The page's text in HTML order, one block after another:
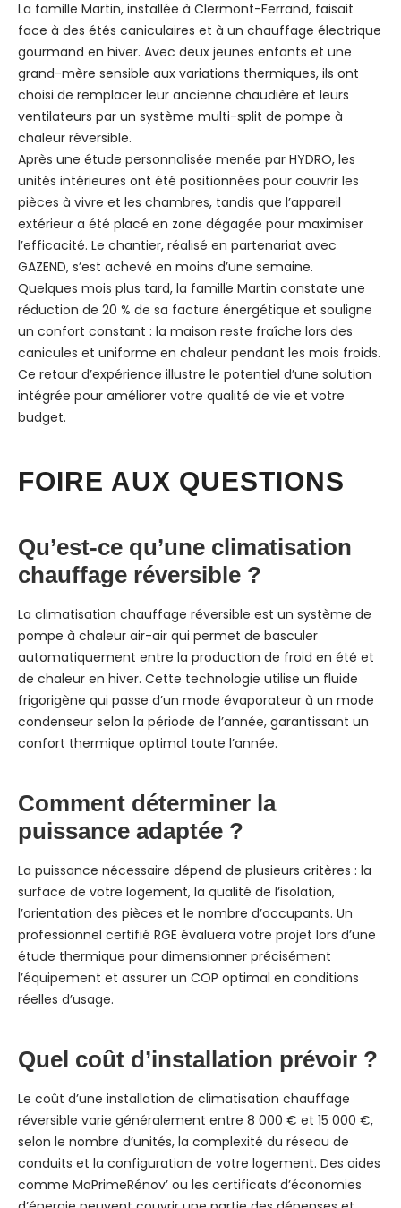
La famille Martin, installée à Clermont-Ferrand, faisait
face à des étés caniculaires et à un chauffage électrique
gourmand en hiver. Avec deux jeunes enfants et une
grand-mère sensible aux variations thermiques, ils ont
choisi de remplacer leur ancienne chaudière et leurs
ventilateurs par un système multi-split de pompe à
chaleur réversible.
Après une étude personnalisée menée par HYDRO, les
unités intérieures ont été positionnées pour couvrir les
pièces à vivre et les chambres, tandis que l’appareil
extérieur a été placé en zone dégagée pour maximiser
l’efficacité. Le chantier, réalisé en partenariat avec
GAZEND, s’est achevé en moins d’une semaine.
Quelques mois plus tard, la famille Martin constate une
réduction de 20 % de sa facture énergétique et souligne
un confort constant : la maison reste fraîche lors des
canicules et uniforme en chaleur pendant les mois froids.
Ce retour d’expérience illustre le potentiel d’une solution
intégrée pour améliorer votre qualité de vie et votre
budget.
FOIRE AUX QUESTIONS
Qu’est-ce qu’une climatisation
chauffage réversible ?
La climatisation chauffage réversible est un système de
pompe à chaleur air-air qui permet de basculer
automatiquement entre la production de froid en été et
de chaleur en hiver. Cette technologie utilise un fluide
frigorigène qui passe d’un mode évaporateur à un mode
condenseur selon la période de l’année, garantissant un
confort thermique optimal toute l’année.
Comment déterminer la
puissance adaptée ?
La puissance nécessaire dépend de plusieurs critères : la
surface de votre logement, la qualité de l’isolation,
l’orientation des pièces et le nombre d’occupants. Un
professionnel certifié RGE évaluera votre projet lors d’une
étude thermique pour dimensionner précisément
l’équipement et assurer un COP optimal en conditions
réelles d’usage.
Quel coût d’installation prévoir ?
Le coût d’une installation de climatisation chauffage
réversible varie généralement entre 8 000 € et 15 000 €,
selon le nombre d’unités, la complexité du réseau de
conduits et la configuration de votre logement. Des aides
comme MaPrimeRénov’ ou les certificats d’économies